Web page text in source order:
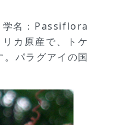
学名：Passiflora
カ原産で、トケ
パラグアイの国